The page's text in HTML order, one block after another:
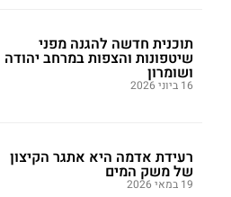
תוכנית חדשה להגנה מפני
שיטפונות והצפות במרחב יהודה
ושומרון
16 ביוני 2026
רעידת אדמה היא אתגר הקיצון
של משק המים
19 במאי 2026